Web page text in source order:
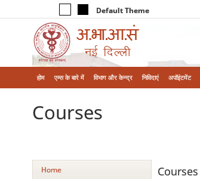
Default Theme
होम एम्‍स के बारे में विभाग और केन्‍द्र निविदाएं अपॉइंटमेंट
Courses
Home
Courses